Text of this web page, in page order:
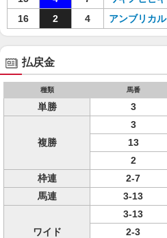
16
2 4 アンブリカル
払戻金
種類 馬番
単勝 3
複勝
3
13
2
枠連
2-7
馬連
3-13
ワイド
3-13
2-3